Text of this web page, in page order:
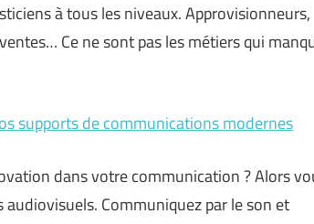
à tous les niveaux. Approvisionneurs,
Ce ne sont pas les métiers qui
supports de communications modernes
dans votre communication ? Alors
Communiquez par le son et